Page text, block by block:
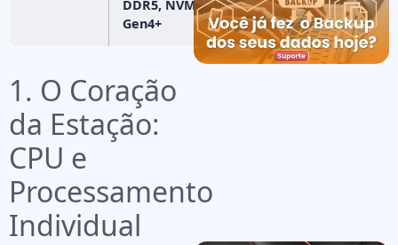
DDR5, NVMe
Gen4+
1. O Coração
da Estação:
CPU e
Processamento
Individual